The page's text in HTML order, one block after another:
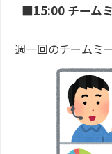
■15:00 チーム
週一回のチームミ